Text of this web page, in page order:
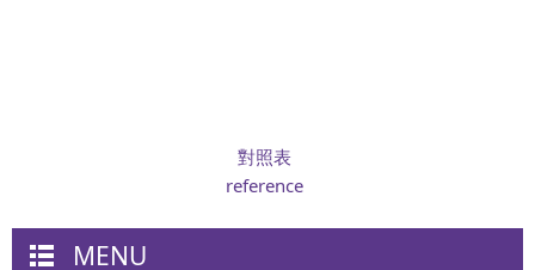
對照表
reference
MENU